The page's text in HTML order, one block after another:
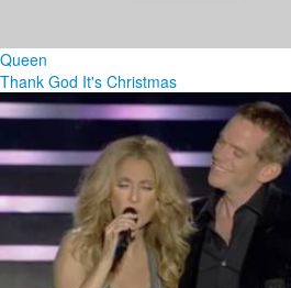
Queen
Thank God It's Christmas